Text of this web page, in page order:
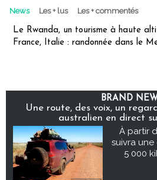
News Les + lus Les + commentés
Le Rwanda, un tourisme à haute
France, Italie : randonnée dans le
BRAND
Une route, des voix, un
australien en direct
À partir
suivra
5 000